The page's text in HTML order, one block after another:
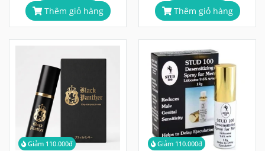
Thêm giỏ hàng
Thêm giỏ hàng
Giảm 110.000đ Giảm 110.000đ